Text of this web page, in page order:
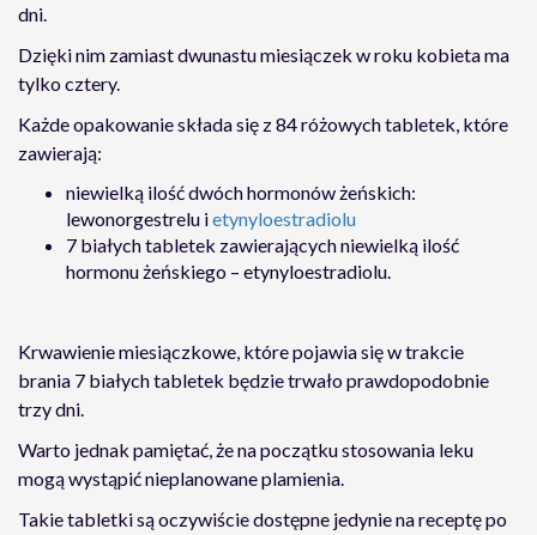
dni.
Dzięki nim zamiast dwunastu miesiączek w roku kobieta ma
tylko cztery.
Każde opakowanie składa się z 84 różowych tabletek, które
zawierają:
niewielką ilość dwóch hormonów żeńskich:
lewonorgestrelu ietynyloestradiolu
7 białych tabletek zawierających niewielką ilość
hormonu żeńskiego – etynyloestradiolu.
Krwawienie miesiączkowe, które pojawia się w trakcie
brania 7 białych tabletek będzie trwało prawdopodobnie
trzy dni.
Warto jednak pamiętać, że na początku stosowania leku
mogą wystąpić nieplanowane plamienia.
Takie tabletki są oczywiście dostępne jedynie na receptę po